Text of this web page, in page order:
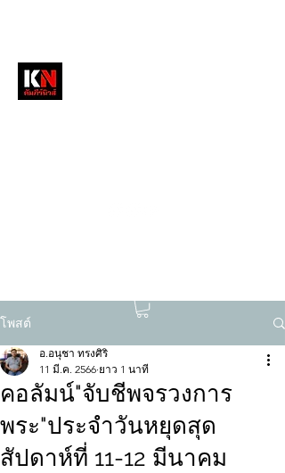
โพสต์
คอลัมน์"จับชีพจรวงการ
พระ"ประจำวันหยุดสุด
สัปดาห์ที่ 11-12 มีนาคม
อ.อนุชา ทรงศิริ
11 มี.ค. 2566 ยาว 1 นาที